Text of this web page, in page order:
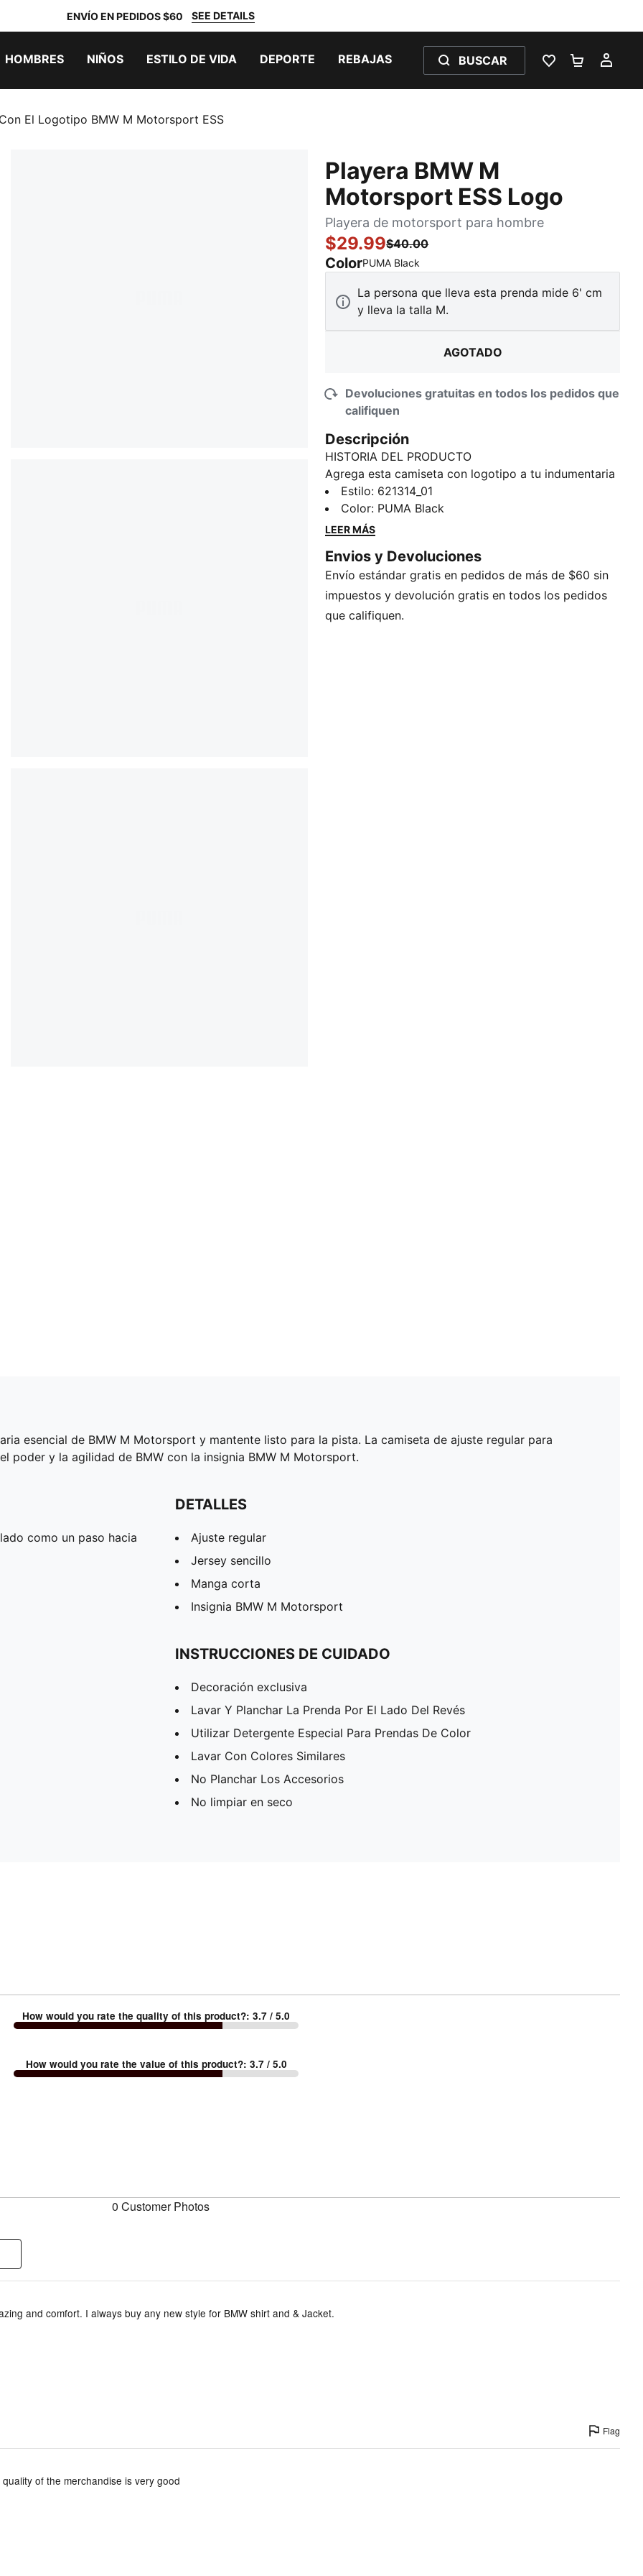
ENVÍO EN PEDIDOS $60 SEE DETAILS
HOMBRES NIÑOS ESTILO DE VIDA DEPORTE REBAJAS BUSCAR
LISTA DE
El Logotipo BMW M Motorsport ESS
Playera BMW M
Motorsport ESS Logo
Playera de motorsport para hombre
$29.99$40.00
ColorPUMA Black
La persona que lleva esta prenda mide 6' cm
y lleva la talla M.
AGOTADO
Devoluciones gratuitas en todos los pedidos que
califiquen
Descripción
HISTORIA DEL PRODUCTO
Agrega esta camiseta con logotipo a tu indumentaria
esencial de BMW M Motorsport y mantente listo para
la pista. La camiseta de ajuste regular para hombre
viene en colores por temporada; celebra el poder y la
CARACTERÍSTICAS + BENEFICIOS
Hecho con al menos un 20 % de algodón reciclado
como un paso hacia un futuro mejor.
DETALLES
Estilo: 621314_01
Color: PUMA Black
LEER MÁS
Envios y Devoluciones
Envío estándar gratis en pedidos de más de $60 sin
impuestos y devolución gratis en todos los pedidos
que califiquen.
esencial de BMW M Motorsport y mantente listo para la pista. La camiseta de ajuste regular para
poder y la agilidad de BMW con la insignia BMW M Motorsport.
como un paso hacia
DETALLES
Ajuste regular
Jersey sencillo
Manga corta
Insignia BMW M Motorsport
INSTRUCCIONES DE CUIDADO
Decoración exclusiva
Lavar Y Planchar La Prenda Por El Lado Del Revés
Utilizar Detergente Especial Para Prendas De Color
Lavar Con Colores Similares
No Planchar Los Accesorios
No limpiar en seco
How would you rate the quality of this product?:3.7 / 5.0
How would you rate the value of this product?: 3.7/ 5.0
0 Customer Photos
and comfort. I always buy any new style for BMW shirt and & Jacket.
Flag
of the merchandise is very good